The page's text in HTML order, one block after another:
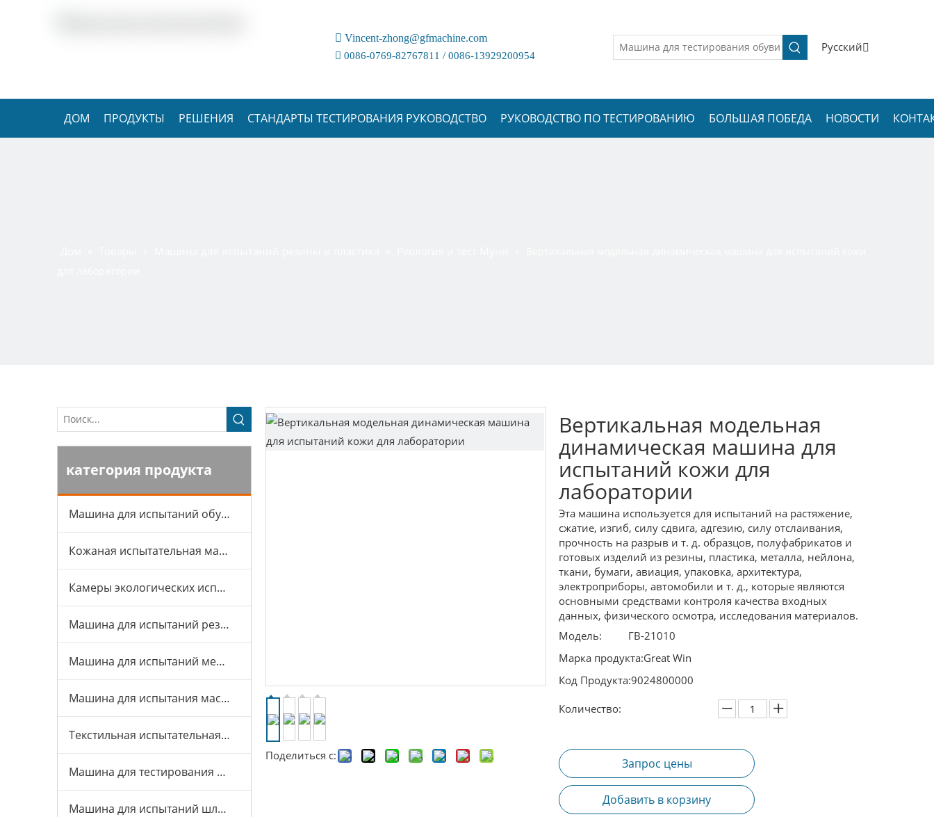
 Vincent-zhong@gfmachine.com
 0086-0769-82767811 / 0086-13929200954
Pусский
ДОМ ПРОДУКТЫ РЕШЕНИЯ СТАНДАРТЫ ТЕСТИРОВАНИЯ РУКОВОДСТВО РУКОВОДСТВО ПО ТЕСТИРОВАНИЮ БОЛЬШАЯ ПОБЕДА НОВОСТИ
категория продукта
Машина для испытаний обуви
Кожаная испытательная машина
Камеры экологических испытаний
Машина для испытаний резины и пластика
Машина для испытаний мебели
Машина для испытания масок
Текстильная испытательная машина
Машина для тестирования игрушек
Машина для испытаний шлемов
Поделиться с:
Вертикальная модельная
динамическая машина для
испытаний кожи для
лаборатории
Эта машина используется для испытаний на растяжение,
сжатие, изгиб, силу сдвига, адгезию, силу отслаивания,
прочность на разрыв и т. д. образцов, полуфабрикатов и
готовых изделий из резины, пластика, металла, нейлона,
ткани, бумаги, авиация, упаковка, архитектура,
электроприборы, автомобили и т. д., которые являются
основными средствами контроля качества входных
данных, физического осмотра, исследования материалов.
Модель:
ГВ-21010
Марка продукта:Great Win
Код Продукта:9024800000
Количество:
Запрос цены
Добавить в корзину